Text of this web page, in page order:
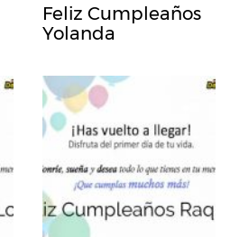
Feliz Cumpleaños
Yolanda